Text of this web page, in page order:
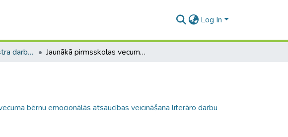
Log In
Bakalaura un maģistra darbi (PPMF) / Bachelor's and Master's theses Jaunākā pirmsskolas vecuma bērnu emocionālās atsaucības veicināšana literāro darbu iepazīšanas procesā
bērnu emocionālās atsaucības veicināšana literāro darbu